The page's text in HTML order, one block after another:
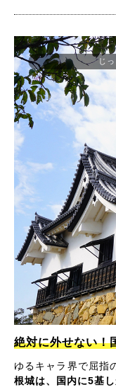
じ
絶対に外せない！
ゆるキャラ界で屈指
根城は、国内に5基